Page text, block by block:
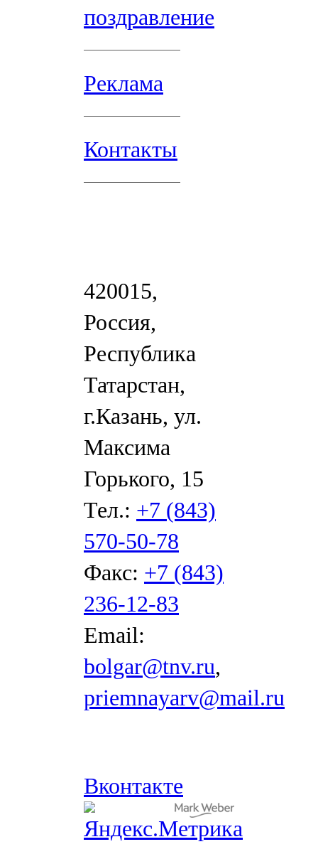
поздравление
Реклама
Контакты
420015,
Россия,
Республика
Татарстан,
г.Казань, ул.
Максима
Горького, 15
Тел.: +7 (843)
570-50-78
Факс: +7 (843)
236-12-83
Email:
bolgar@tnv.ru,
priemnayarv@mail.ru
Вконтакте